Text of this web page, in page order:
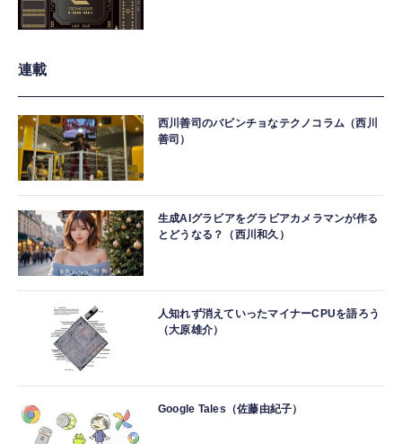
連載
西川善司のバビンチョなテクノコラム（西川
善司）
生成AIグラビアをグラビアカメラマンが作る
とどうなる？（西川和久）
人知れず消えていったマイナーCPUを語ろう
（大原雄介）
Google Tales（佐藤由紀子）